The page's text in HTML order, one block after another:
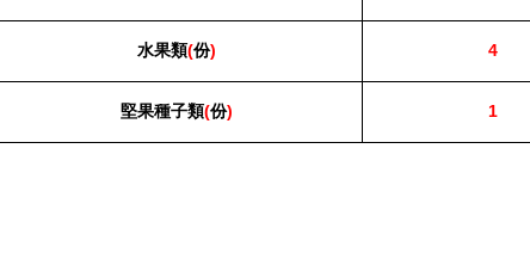
水果類(份) 4
堅果種子類(份) 1